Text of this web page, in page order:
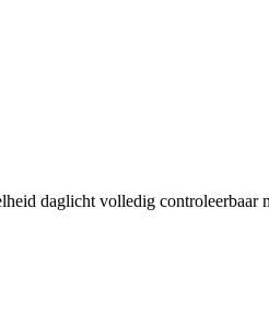
daglicht volledig controleerbaar